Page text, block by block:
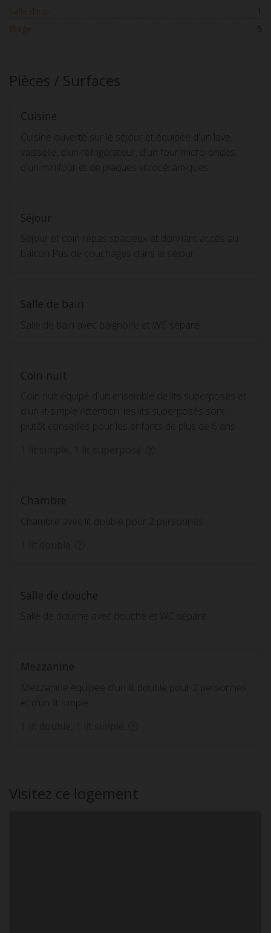
Salle d'eau :
1
Etage :
5
Pièces / Surfaces
Cuisine
Cuisine ouverte sur le séjour et équipée d'un lave-
vaisselle, d'un réfrigérateur, d'un four micro-ondes,
d'un minifour et de plaques vitrocéramiques
Séjour
Séjour et coin repas spacieux et donnant accès au
balcon Pas de couchages dans le séjour
Salle de bain
Salle de bain avec baignoire et WC séparé
Coin nuit
Coin nuit équipé d'un ensemble de lits superposés et
d'un lit simple Attention: les lits superposés sont
plutôt conseillés pour les enfants de plus de 6 ans
Chambre
Chambre avec lit double pour 2 personnes
Salle de douche
Salle de douche avec douche et WC séparé
Mezzanine
Mezzanine équipée d'un lit double pour 2 personnes
et d'un lit simple
Visitez ce logement